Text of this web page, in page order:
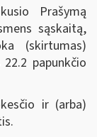
Prašymą
sąskaitą,
(skirtumas)
papunkčio
ir (arba)